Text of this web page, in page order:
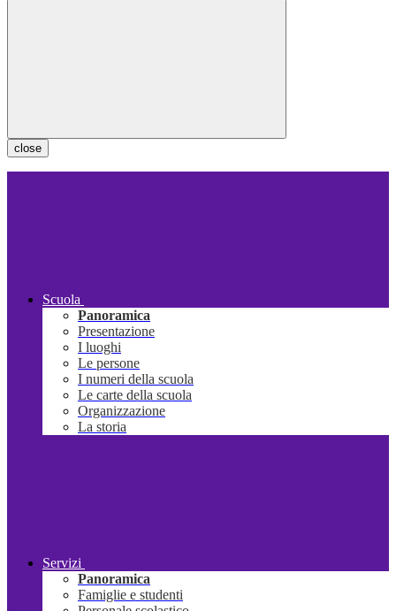
close
Scuola
Panoramica
Presentazione
I luoghi
Le persone
I numeri della scuola
Le carte della scuola
Organizzazione
La storia
Servizi
Panoramica
Famiglie e studenti